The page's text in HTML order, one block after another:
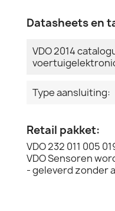
Datasheets en
VDO 2014
Type aansluiting:
Retail pakket:
VDO 232 011 005
VDO Sensoren
- geleverd zonder